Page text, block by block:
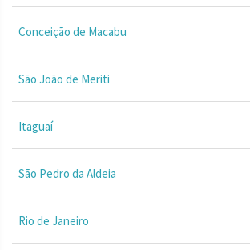
Conceição de Macabu
São João de Meriti
Itaguaí
São Pedro da Aldeia
Rio de Janeiro